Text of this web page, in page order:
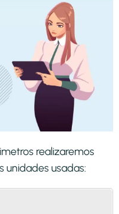
realizaremos
unidades usadas: